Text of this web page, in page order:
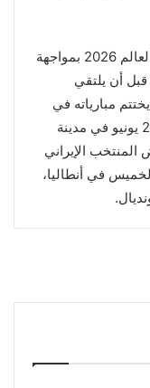
ويستهل منتخب إيران مشواره في كأس العالم 2026 بمواجهة
أنجلوس يوم 15 يونيو، قبل أن يلتقي
ثم يختتم مبارياته في
دور المجموعات أمام منتخب مصر يوم 26 يونيو في مدينة
الإيراني
في أنطاليا،